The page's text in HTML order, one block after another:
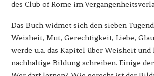
des Club of Rome im
Das Buch widmet sich den sieben
Weisheit, Mut, Gerechtigkeit, Liebe,
werde u.a. das Kapitel über Weisheit
nachhaltige Bildung schreiben. Einige